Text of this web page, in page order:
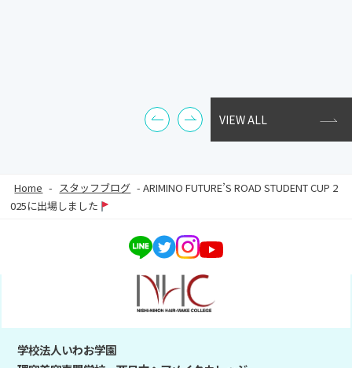
VIEW ALL
Home - スタッフブログ -ARIMINO FUTURE’S ROAD STUDENT CUP 2
025に出場しました
学校法人いわお学園